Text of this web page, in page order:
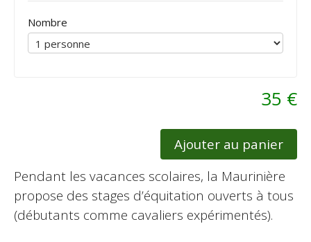
Nombre
35 €
Ajouter au panier
Pendant les vacances scolaires, la Maurinière
propose des stages d’équitation ouverts à tous
(débutants comme cavaliers expérimentés).